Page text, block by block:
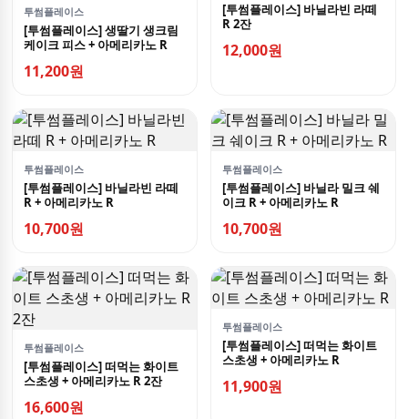
투썸플레이스
[투썸플레이스] 생딸기 생크림
케이크 피스 + 아메리카노 R
11,200원
[투썸플레이스] 바닐라빈 라떼
R 2잔
12,000원
투썸플레이스
[투썸플레이스] 바닐라빈 라떼
R + 아메리카노 R
10,700원
투썸플레이스
[투썸플레이스] 바닐라 밀크 쉐
이크 R + 아메리카노 R
10,700원
투썸플레이스
[투썸플레이스] 떠먹는 화이트
스초생 + 아메리카노 R 2잔
16,600원
투썸플레이스
[투썸플레이스] 떠먹는 화이트
스초생 + 아메리카노 R
11,900원